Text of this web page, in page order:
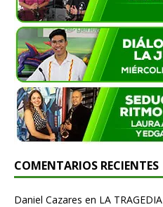
COMENTARIOS RECIENTES
Daniel Cazares en LA